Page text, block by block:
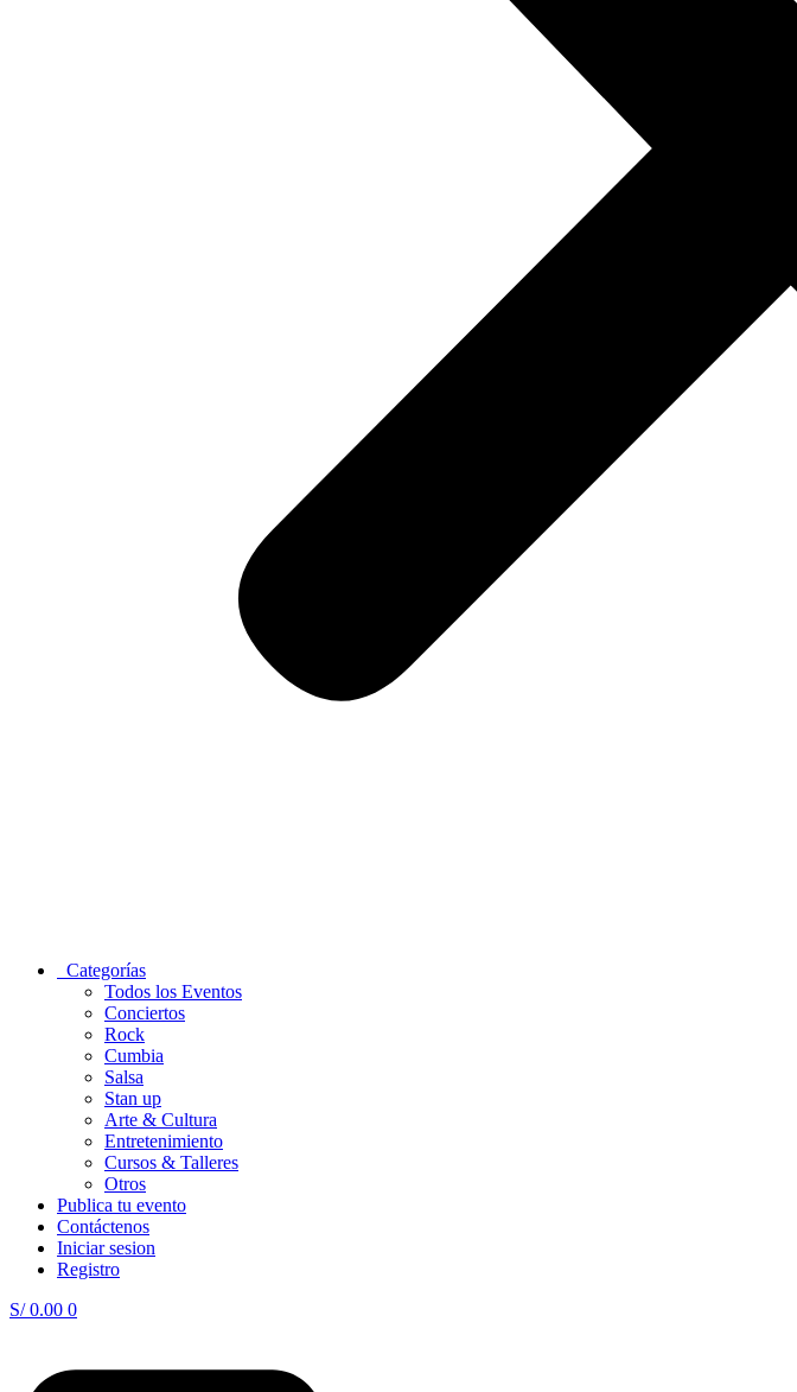
Categorías
Todos los Eventos
Conciertos
Rock
Cumbia
Salsa
Stan up
Arte & Cultura
Entretenimiento
Cursos & Talleres
Otros
Publica tu evento
Contáctenos
Iniciar sesion
Registro
S/0.00 0